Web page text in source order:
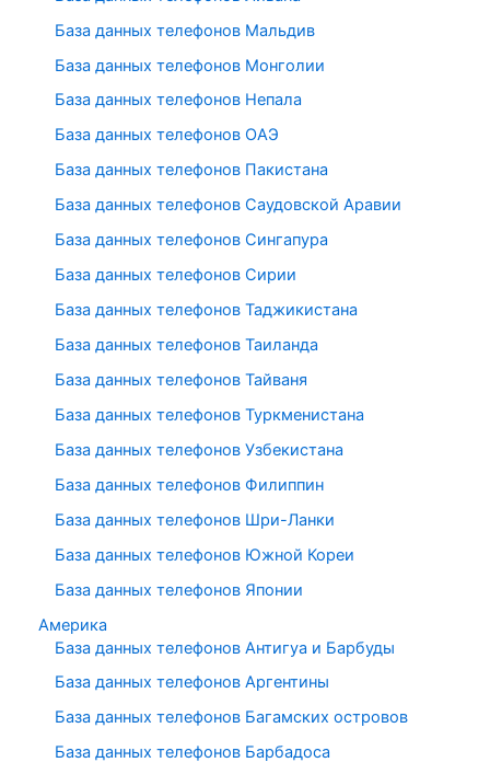
База данных телефонов Мальдив
База данных телефонов Монголии
База данных телефонов Непала
База данных телефонов ОАЭ
База данных телефонов Пакистана
База данных телефонов Саудовской Аравии
База данных телефонов Сингапура
База данных телефонов Сирии
База данных телефонов Таджикистана
База данных телефонов Таиланда
База данных телефонов Тайваня
База данных телефонов Туркменистана
База данных телефонов Узбекистана
База данных телефонов Филиппин
База данных телефонов Шри-Ланки
База данных телефонов Южной Кореи
База данных телефонов Японии
Америка
База данных телефонов Антигуа и Барбуды
База данных телефонов Аргентины
База данных телефонов Багамских островов
База данных телефонов Барбадоса